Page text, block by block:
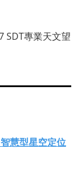
SDT專業天文望
慧型星空定位